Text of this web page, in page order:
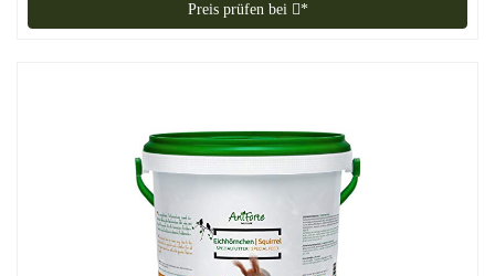
Preis prüfen bei *